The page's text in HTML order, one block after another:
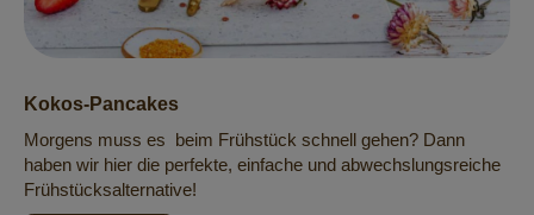
Kokos-Pancakes
Morgens muss es beim Frühstück schnell gehen? Dann
haben wir hier die perfekte, einfache und abwechslungsreiche
Frühstücksalternative!